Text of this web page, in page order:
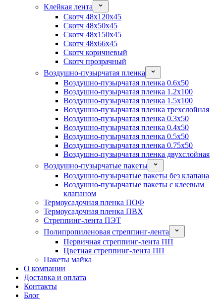
Клейкая лента
Скотч 48x120x45
Скотч 48x50x45
Скотч 48x150x45
Скотч 48x66x45
Скотч коричневый
Скотч прозрачный
Воздушно-пузырчатая пленка
Воздушно-пузырчатая пленка 0.6x50
Воздушно-пузырчатая пленка 1.2x100
Воздушно-пузырчатая пленка 1.5x100
Воздушно-пузырчатая пленка трехслойная
Воздушно-пузырчатая пленка 0.3x50
Воздушно-пузырчатая пленка 0.4x50
Воздушно-пузырчатая пленка 0.5x50
Воздушно-пузырчатая пленка 0.75x50
Воздушно-пузырчатая пленка двухслойная
Воздушно-пузырчатые пакеты
Воздушно-пузырчатые пакеты без клапана
Воздушно-пузырчатые пакеты с клеевым
клапаном
Термоусадочная пленка ПОФ
Термоусадочная пленка ПВХ
Стреппинг-лента ПЭТ
Полипропиленовая стреппинг-лента
Первичная стреппинг-лента ПП
Цветная стреппинг-лента ПП
Пакеты майка
О компании
Доставка и оплата
Контакты
Блог